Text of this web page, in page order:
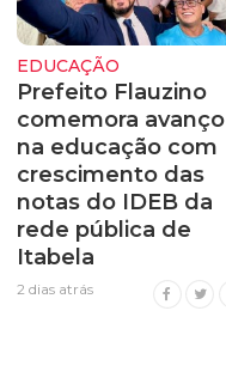
EDUCAÇÃO
Prefeito Flauzino
comemora avanço
na educação com
crescimento das
notas do IDEB da
rede pública de
Itabela
2 dias atrás